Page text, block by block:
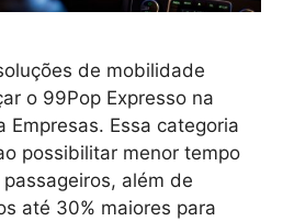
de mobilidade
o 99Pop Expresso na
Empresas. Essa categoria
possibilitar menor tempo
além de
até 30% maiores para